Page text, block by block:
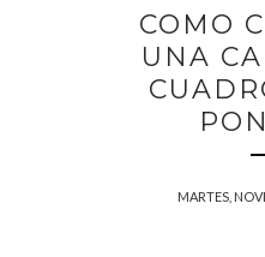
COMO
UNA
MARTES,